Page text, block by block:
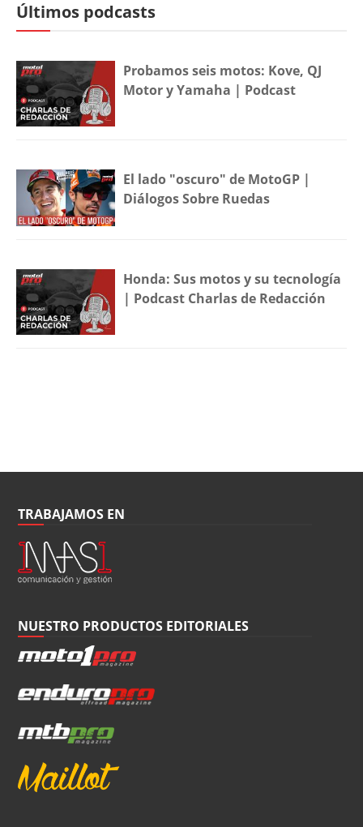
Últimos podcasts
Probamos seis motos: Kove, QJ
Motor y Yamaha | Podcast
El lado "oscuro" de MotoGP |
Diálogos Sobre Ruedas
Honda: Sus motos y su tecnología
| Podcast Charlas de Redacción
TRABAJAMOS EN
NUESTRO PRODUCTOS EDITORIALES